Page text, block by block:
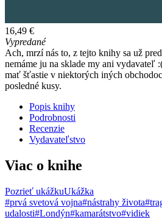
16,49 €
Vypredané
Ach, mrzí nás to, z tejto knihy sa už
nemáme ju na sklade my ani vydavateľ
mať šťastie v niektorých iných
posledné kusy.
Popis knihy
Podrobnosti
Recenzie
Vydavateľstvo
Viac o knihe
Pozrieť ukážkuUkážka
#prvá svetová vojna#nástrahy života
udalosti#Londýn#kamarátstvo#vidiek